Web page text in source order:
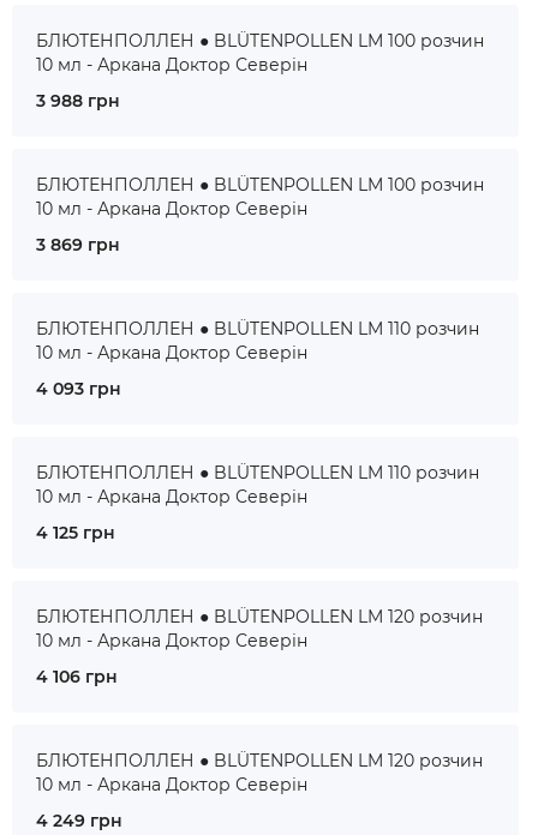
БЛЮТЕНПОЛЛЕН ● BLÜTENPOLLEN LM 100 розчин
10 мл - Аркана Доктор Северін
3 988 грн
БЛЮТЕНПОЛЛЕН ● BLÜTENPOLLEN LM 100 розчин
10 мл - Аркана Доктор Северін
3 869 грн
БЛЮТЕНПОЛЛЕН ● BLÜTENPOLLEN LM 110 розчин
10 мл - Аркана Доктор Северін
4 093 грн
БЛЮТЕНПОЛЛЕН ● BLÜTENPOLLEN LM 110 розчин
10 мл - Аркана Доктор Северін
4 125 грн
БЛЮТЕНПОЛЛЕН ● BLÜTENPOLLEN LM 120 розчин
10 мл - Аркана Доктор Северін
4 106 грн
БЛЮТЕНПОЛЛЕН ● BLÜTENPOLLEN LM 120 розчин
10 мл - Аркана Доктор Северін
4 249 грн